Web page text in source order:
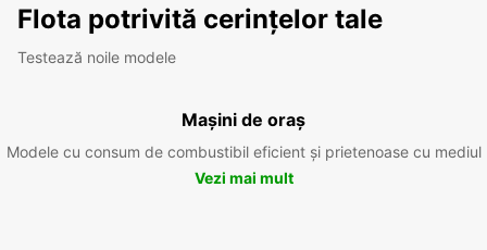
Flota potrivită cerințelor tale
Testează noile modele
Mașini de oraș
Modele cu consum de combustibil eficient și prietenoase cu mediul
Vezi mai mult